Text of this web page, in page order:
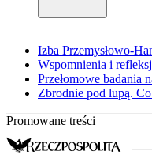
Izba Przemysłowo-
Wspomnienia i
Przełomowe badania
Zbrodnie pod lupą.
Promowane treści